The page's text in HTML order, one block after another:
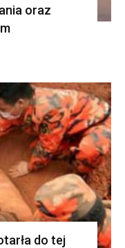
oraz
do tej